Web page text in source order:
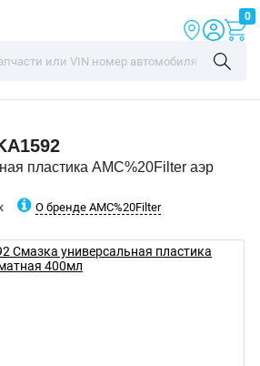
0
пластика AMC%20Filter аэр
О бренде AMC%20Filter